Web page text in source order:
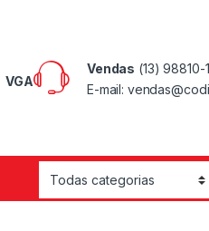
VGA
Vendas (13) 98810-
E-mail: